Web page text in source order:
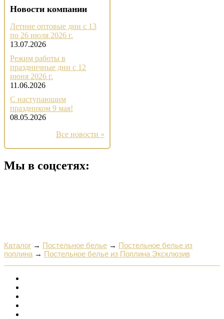
Новости компании
Летние оптовые дни с 13
по 26 июля 2026 г.
13.07.2026
Режим работы в
праздничные дни с 12
июня 2026 г.
11.06.2026
С наступающим
праздником 9 мая!
08.05.2026
Все новости »
Мы в соцсетях:
Каталог → Постельное белье → Постельное белье из
поплина → Постельное белье из Поплина Эксклюзив